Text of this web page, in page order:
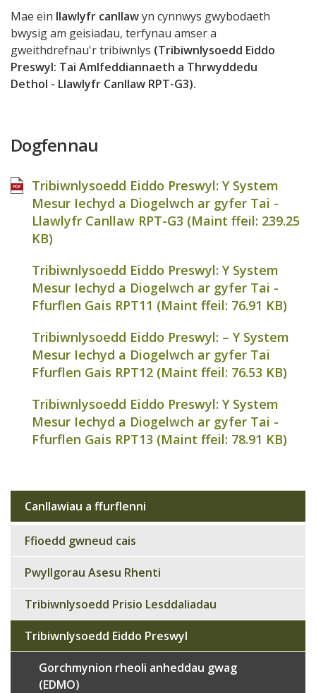
Mae ein llawlyfr canllawyn cynnwys gwybodaeth
bwysig am geisiadau, terfynau amser a
gweithdrefnau'r tribiwnlys (Tribiwnlysoedd Eiddo
Preswyl: Tai Amlfeddiannaeth a Thrwyddedu
Dethol - Llawlyfr Canllaw RPT-G3).
Dogfennau
Tribiwnlysoedd Eiddo Preswyl: Y System
Mesur Iechyd a Diogelwch ar gyfer Tai -
Llawlyfr Canllaw RPT-G3 (Maint ffeil: 239.25
KB)
Tribiwnlysoedd Eiddo Preswyl: Y System
Mesur Iechyd a Diogelwch ar gyfer Tai -
Ffurflen Gais RPT11 (Maint ffeil: 76.91 KB)
Tribiwnlysoedd Eiddo Preswyl: – Y System
Mesur Iechyd a Diogelwch ar gyfer Tai
Ffurflen Gais RPT12 (Maint ffeil: 76.53 KB)
Tribiwnlysoedd Eiddo Preswyl: Y System
Mesur Iechyd a Diogelwch ar gyfer Tai -
Ffurflen Gais RPT13 (Maint ffeil: 78.91 KB)
Sub
navigation
Canllawiau a ffurflenni
Ffioedd gwneud cais
Pwyllgorau Asesu Rhenti
Tribiwnlysoedd Prisio Lesddaliadau
Tribiwnlysoedd Eiddo Preswyl
Gorchmynion rheoli anheddau gwag
(EDMO)